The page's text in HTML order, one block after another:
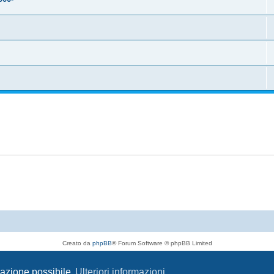
Creato da phpBB® Forum Software © phpBB Limited